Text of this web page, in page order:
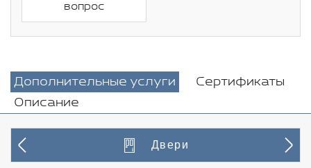
вопрос
Дополнительные услуги
Сертификаты
Описание
Двери